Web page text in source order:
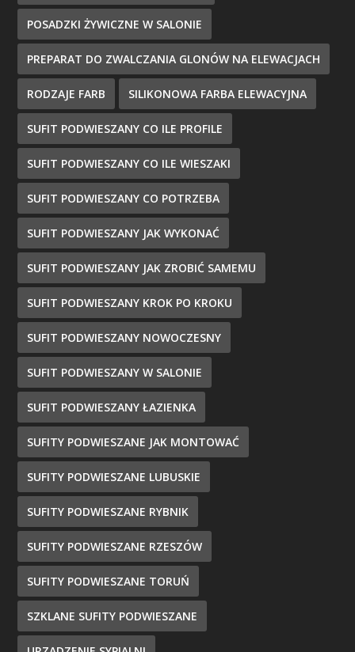
POSADZKI ŻYWICZNE W SALONIE
PREPARAT DO ZWALCZANIA GLONÓW NA ELEWACJACH
RODZAJE FARB SILIKONOWA FARBA ELEWACYJNA
SUFIT PODWIESZANY CO ILE PROFILE
SUFIT PODWIESZANY CO ILE WIESZAKI
SUFIT PODWIESZANY CO POTRZEBA
SUFIT PODWIESZANY JAK WYKONAĆ
SUFIT PODWIESZANY JAK ZROBIĆ SAMEMU
SUFIT PODWIESZANY KROK PO KROKU
SUFIT PODWIESZANY NOWOCZESNY
SUFIT PODWIESZANY W SALONIE
SUFIT PODWIESZANY ŁAZIENKA
SUFITY PODWIESZANE JAK MONTOWAĆ
SUFITY PODWIESZANE LUBUSKIE
SUFITY PODWIESZANE RYBNIK
SUFITY PODWIESZANE RZESZÓW
SUFITY PODWIESZANE TORUŃ
SZKLANE SUFITY PODWIESZANE